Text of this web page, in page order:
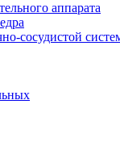
аппарата
сосудистой